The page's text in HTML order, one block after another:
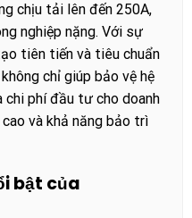
chịu tải lên đến 250A,
nghiệp nặng. Với sự
tiên tiến và tiêu chuẩn
chỉ giúp bảo vệ hệ
chi phí đầu tư cho doanh
và khả năng bảo trì
bật của